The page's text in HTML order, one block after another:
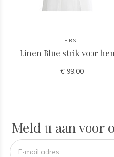
FIRST
Linen Blue strik voor
€ 99,00
Meld u aan voor